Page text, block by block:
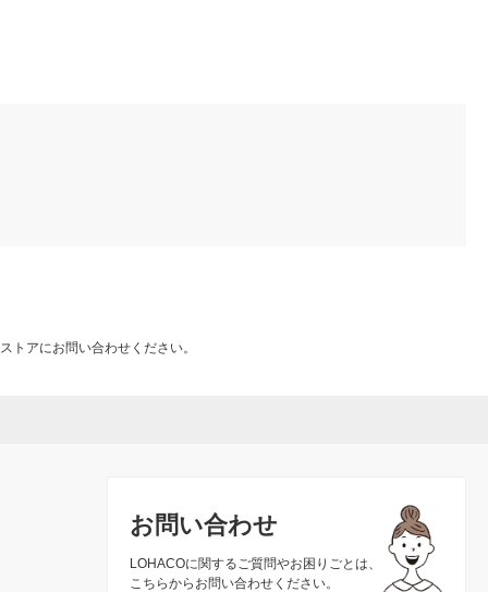
トアにお問い合わせください。
お問い合わせ
LOHACOに関するご質問やお困りごとは、
こちらからお問い合わせください。